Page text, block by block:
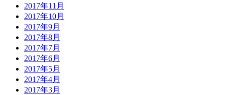
2017年11月
2017年10月
2017年9月
2017年8月
2017年7月
2017年6月
2017年5月
2017年4月
2017年3月